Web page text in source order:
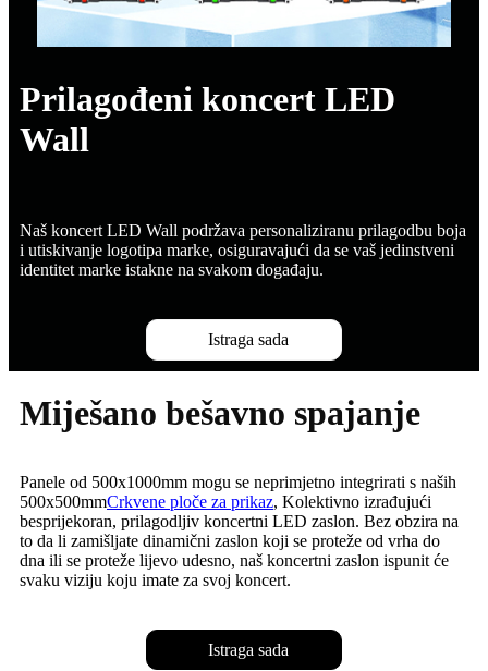
Prilagođeni koncert LED
Wall
Naš koncert LED Wall podržava personaliziranu prilagodbu boja
i utiskivanje logotipa marke, osiguravajući da se vaš jedinstveni
identitet marke istakne na svakom događaju.
Istraga sada
Miješano bešavno spajanje
Panele od 500x1000mm mogu se neprimjetno integrirati s naših
500x500mmCrkvene ploče za prikaz, Kolektivno izrađujući
besprijekoran, prilagodljiv koncertni LED zaslon. Bez obzira na
to da li zamišljate dinamični zaslon koji se proteže od vrha do
dna ili se proteže lijevo udesno, naš koncertni zaslon ispunit će
svaku viziju koju imate za svoj koncert.
Istraga sada